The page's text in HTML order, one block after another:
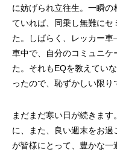
に妨げられ立往生。一瞬
ていれば、同乗し無難にセ
た。しばらく、レッカー
車中で、自分のコミュニケ
た。それもEQを教えてい
ったので、恥ずかしい限り
まだまだ寒い日が続きま
に、また、良い週末をお
が皆様にとって、豊かな一